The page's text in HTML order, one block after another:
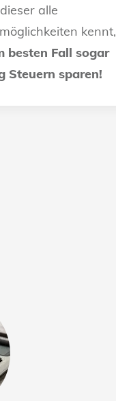
alle
kennt,
besten Fall sogar
Steuern sparen!